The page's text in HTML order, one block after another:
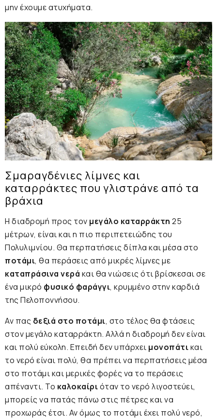
μην έχουμε ατυχήματα.
Σμαραγδένιες λίμνες και
καταρράκτες που γλιστράνε από τα
βράχια
Η διαδρομή προς τον μεγάλο καταρράκτη 25
μέτρων, είναι και η πιο περιπετειώδης του
Πολυλιμνίου. Θα περπατήσεις δίπλα και μέσα στο
ποτάμι, θα περάσεις από μικρές λίμνες με
καταπράσινα νερά και θα νιώσεις ότι βρίσκεσαι σε
ένα μικρό φυσικό φαράγγι, κρυμμένο στην καρδιά
της Πελοποννήσου.
Αν πας δεξιά στο ποτάμι, στο τέλος θα φτάσεις
στον μεγάλο καταρράκτη. Αλλά η διαδρομή δεν είναι
και πολύ εύκολη. Επειδή δεν υπάρχει μονοπάτικαι
το νερό είναι πολύ, θα πρέπει να περπατήσεις μέσα
στο ποτάμι και μερικές φορές να το περάσεις
απέναντι. Το καλοκαίριόταν το νερό λιγοστεύει,
μπορείς να πατάς πάνω στις πέτρες και να
προχωράς έτσι. Αν όμως το ποτάμι έχει πολύ νερό,